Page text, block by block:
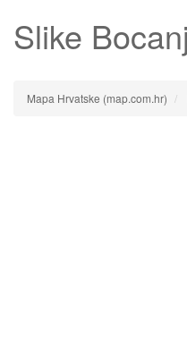
Slike
Mapa Hrvatske (map.com.hr)